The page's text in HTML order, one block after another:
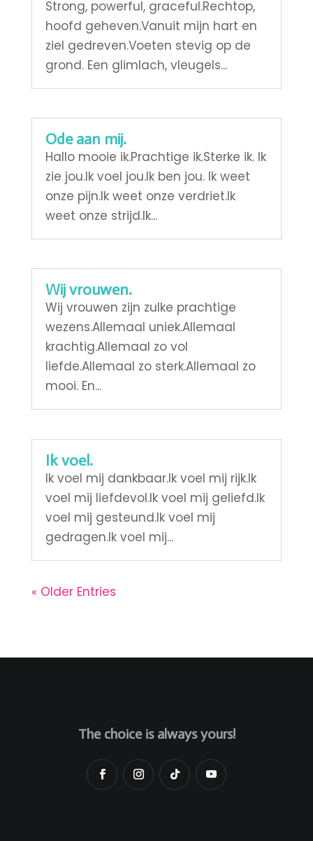
Strong, powerful, graceful.Rechtop,
hoofd geheven.Vanuit mijn hart en
ziel gedreven.Voeten stevig op de
grond. Een glimlach, vleugels...
Ode aan mij.
Hallo mooie ik.Prachtige ik.Sterke ik. Ik
zie jou.Ik voel jou.Ik ben jou. Ik weet
onze pijn.Ik weet onze verdriet.Ik
weet onze strijd.Ik...
Wij vrouwen.
Wij vrouwen zijn zulke prachtige
wezens.Allemaal uniek.Allemaal
krachtig.Allemaal zo vol
liefde.Allemaal zo sterk.Allemaal zo
mooi. En...
Ik voel.
Ik voel mij dankbaar.Ik voel mij rijk.Ik
voel mij liefdevol.Ik voel mij geliefd.Ik
voel mij gesteund.Ik voel mij
gedragen.Ik voel mij...
« Older Entries
The choice is always yours!